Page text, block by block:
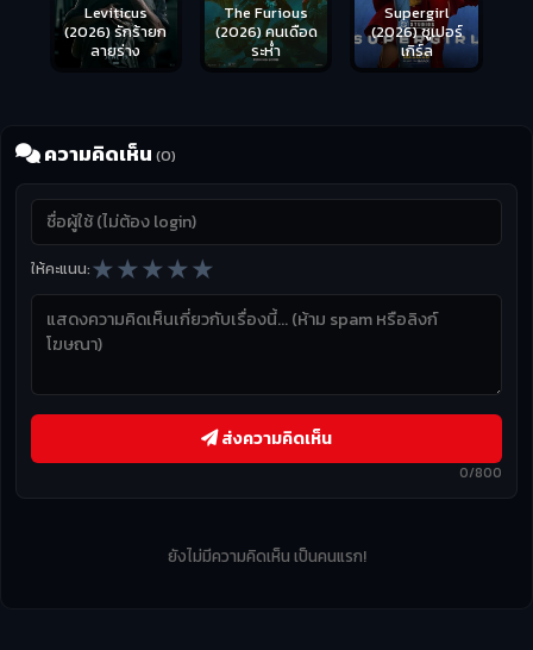
Leviticus
(2026) รักร้ายก
ลายร่าง
The Furious
(2026) คนเดือด
ระห่ำ
Supergirl
(2026) ซูเปอร์
เกิร์ล
ความคิดเห็น (0)
ให้คะแนน:★★★★★
0/800
ส่งความคิดเห็น
ยังไม่มีความคิดเห็น เป็นคนแรก!